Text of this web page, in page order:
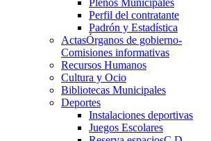
Plenos Municipales
Perfil del contratante
Padrón y Estadística
ActasÓrganos de gobierno-
Comisiones informativas
Recursos Humanos
Cultura y Ocio
Bibliotecas Municipales
Deportes
Instalaciones deportivas
Juegos Escolares